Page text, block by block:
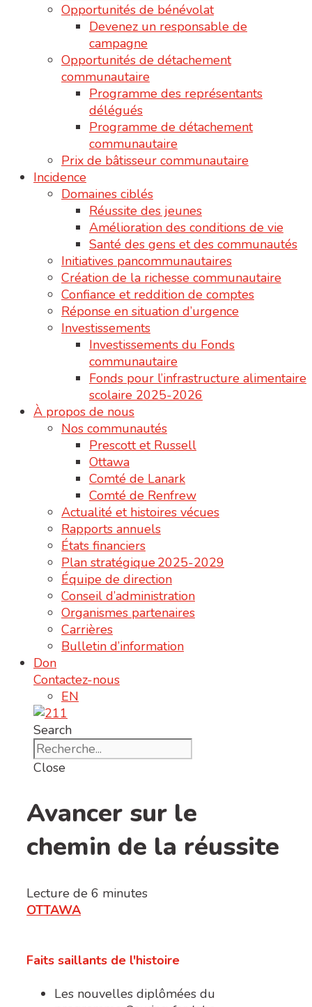
Opportunités de bénévolat
Devenez un responsable de
campagne
Opportunités de détachement
communautaire
Programme des représentants
délégués
Programme de détachement
communautaire
Prix de bâtisseur communautaire
Incidence
Domaines ciblés
Réussite des jeunes
Amélioration des conditions de vie
Santé des gens et des communautés
Initiatives pancommunautaires
Création de la richesse communautaire
Confiance et reddition de comptes
Réponse en situation d’urgence
Investissements
Investissements du Fonds
communautaire
Fonds pour l’infrastructure alimentaire
scolaire 2025-2026
À propos de nous
Nos communautés
Prescott et Russell
Ottawa
Comté de Lanark
Comté de Renfrew
Actualité et histoires vécues
Rapports annuels
États financiers
Plan stratégique 2025-2029
Équipe de direction
Conseil d’administration
Organismes partenaires
Carrières
Bulletin d’information
Don
Contactez-nous
EN
Search
Close
Avancer sur le
chemin de la réussite
Lecture de 6 minutes
OTTAWA
Faits saillants de l'histoire
Les nouvelles diplômées du